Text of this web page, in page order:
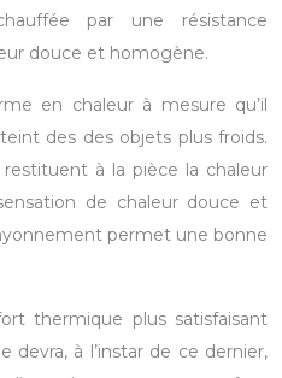
par une résistance
douce et homogène.
en chaleur à mesure qu’il
des des objets plus froids.
à la pièce la chaleur
de chaleur douce et
permet une bonne
thermique plus satisfaisant
devra, à l’instar de ce dernier,